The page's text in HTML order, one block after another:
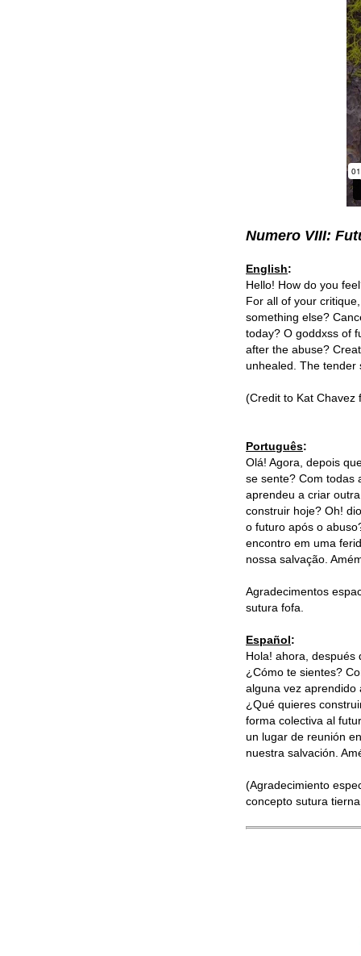
Numero VIII:
English:
Hello! How do you
For all of your
something else?
today? O goddxss of
after the abuse?
unhealed. The tender
(Credit to Kat Chavez
Português:
Olá! Agora, depois
se sente? Com todas
aprendeu a criar
construir hoje? Oh!
o futuro após o
encontro em uma
nossa salvação.
Agradecimentos
sutura fofa.
Español :
Hola! ahora, después
¿Cómo te sientes?
alguna vez aprendido
¿Qué quieres
forma colectiva al
un lugar de reunión
nuestra salvación.
(Agradecimiento
concepto sutura